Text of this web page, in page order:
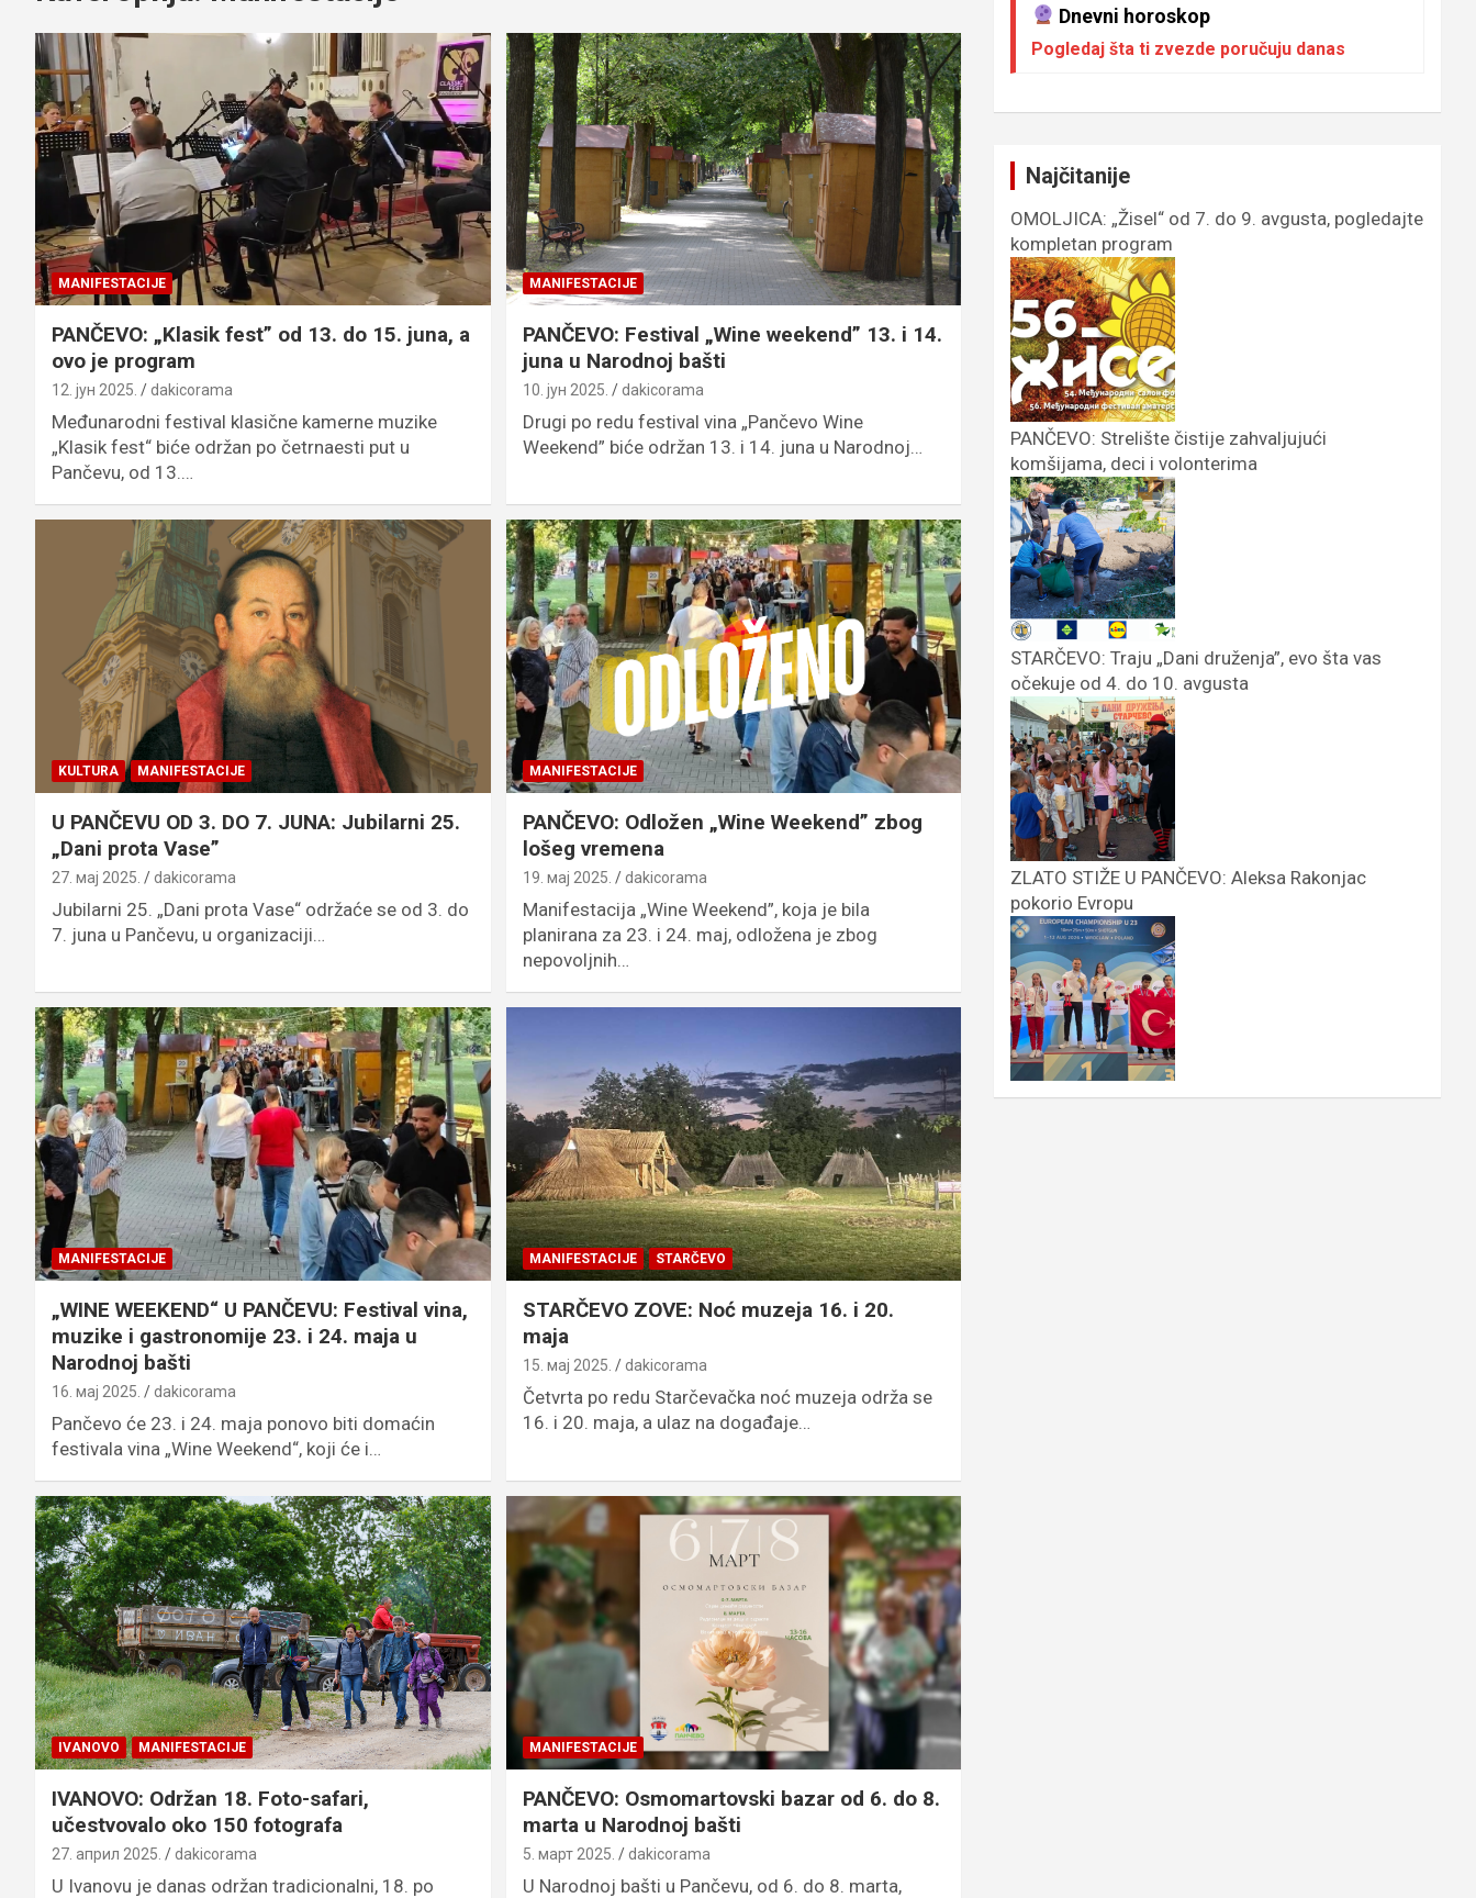
MANIFESTACIJE
PANČEVO: „Klasik fest” od 13. do 15. juna, a
ovo je program
12. јун 2025. dakicorama
Međunarodni festival klasične kamerne muzike
„Klasik fest“ biće održan po četrnaesti put u
Pančevu, od 13.…
MANIFESTACIJE
PANČEVO: Festival „Wine weekend” 13. i 14.
juna u Narodnoj bašti
10. јун 2025. dakicorama
Drugi po redu festival vina „Pančevo Wine
Weekend” biće održan 13. i 14. juna u Narodnoj…
KULTURA MANIFESTACIJE
U PANČEVU OD 3. DO 7. JUNA: Jubilarni 25.
„Dani prota Vase”
27. мај 2025. dakicorama
Jubilarni 25. „Dani prota Vase“ održaće se od 3. do
7. juna u Pančevu, u organizaciji…
MANIFESTACIJE
PANČEVO: Odložen „Wine Weekend” zbog
lošeg vremena
19. мај 2025. dakicorama
Manifestacija „Wine Weekend”, koja je bila
planirana za 23. i 24. maj, odložena je zbog
nepovoljnih…
MANIFESTACIJE
„WINE WEEKEND“ U PANČEVU: Festival vina,
muzike i gastronomije 23. i 24. maja u
Narodnoj bašti
16. мај 2025. dakicorama
Pančevo će 23. i 24. maja ponovo biti domaćin
festivala vina „Wine Weekend“, koji će i…
MANIFESTACIJE STARČEVO
STARČEVO ZOVE: Noć muzeja 16. i 20.
maja
15. мај 2025. dakicorama
Četvrta po redu Starčevačka noć muzeja održa se
16. i 20. maja, a ulaz na događaje…
IVANOVO MANIFESTACIJE
IVANOVO: Održan 18. Foto-safari,
učestvovalo oko 150 fotografa
27. април 2025. dakicorama
U Ivanovu je danas održan tradicionalni, 18. po
MANIFESTACIJE
PANČEVO: Osmomartovski bazar od 6. do 8.
marta u Narodnoj bašti
5. март 2025. dakicorama
U Narodnoj bašti u Pančevu, od 6. do 8. marta,
Dnevni horoskop
Pogledaj šta ti zvezde poručuju danas
Najčitanije
OMOLJICA: „Žisel“ od 7. do 9. avgusta, pogledajte
kompletan program
PANČEVO: Strelište čistije zahvaljujući
komšijama, deci i volonterima
STARČEVO: Traju „Dani druženja”, evo šta vas
očekuje od 4. do 10. avgusta
ZLATO STIŽE U PANČEVO: Aleksa Rakonjac
pokorio Evropu